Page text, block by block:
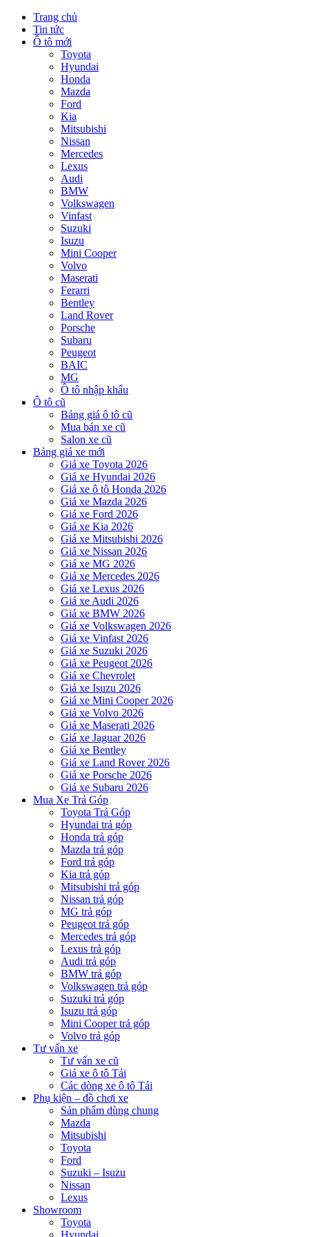
Trang chủ
Tin tức
Ô tô mới
Toyota
Hyundai
Honda
Mazda
Ford
Kia
Mitsubishi
Nissan
Mercedes
Lexus
Audi
BMW
Volkswagen
Vinfast
Suzuki
Isuzu
Mini Cooper
Volvo
Maserati
Ferarri
Bentley
Land Rover
Porsche
Subaru
Peugeot
BAIC
MG
Ô tô nhập khẩu
Ô tô cũ
Bảng giá ô tô cũ
Mua bán xe cũ
Salon xe cũ
Bảng giá xe mới
Giá xe Toyota 2026
Giá xe Hyundai 2026
Giá xe ô tô Honda 2026
Giá xe Mazda 2026
Giá xe Ford 2026
Giá xe Kia 2026
Giá xe Mitsubishi 2026
Giá xe Nissan 2026
Giá xe MG 2026
Giá xe Mercedes 2026
Giá xe Lexus 2026
Giá xe Audi 2026
Giá xe BMW 2026
Giá xe Volkswagen 2026
Giá xe Vinfast 2026
Giá xe Suzuki 2026
Giá xe Peugeot 2026
Giá xe Chevrolet
Giá xe Isuzu 2026
Giá xe Mini Cooper 2026
Giá xe Volvo 2026
Giá xe Maserati 2026
Giá xe Jaguar 2026
Giá xe Bentley
Giá xe Land Rover 2026
Giá xe Porsche 2026
Giá xe Subaru 2026
Mua Xe Trả Góp
Toyota Trả Góp
Hyundai trả góp
Honda trả góp
Mazda trả góp
Ford trả góp
Kia trả góp
Mitsubishi trả góp
Nissan trả góp
MG trả góp
Peugeot trả góp
Mercedes trả góp
Lexus trả góp
Audi trả góp
BMW trả góp
Volkswagen trả góp
Suzuki trả góp
Isuzu trả góp
Mini Cooper trả góp
Volvo trả góp
Tư vấn xe
Tư vấn xe cũ
Giá xe ô tô Tải
Các dòng xe ô tô Tải
Phụ kiện – đồ chơi xe
Sản phẩm dùng chung
Mazda
Mitsubishi
Toyota
Ford
Suzuki – Isuzu
Nissan
Lexus
Showroom
Toyota
Hyundai